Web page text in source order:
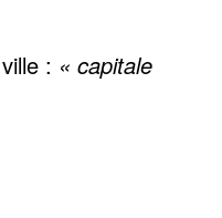
: « capitale